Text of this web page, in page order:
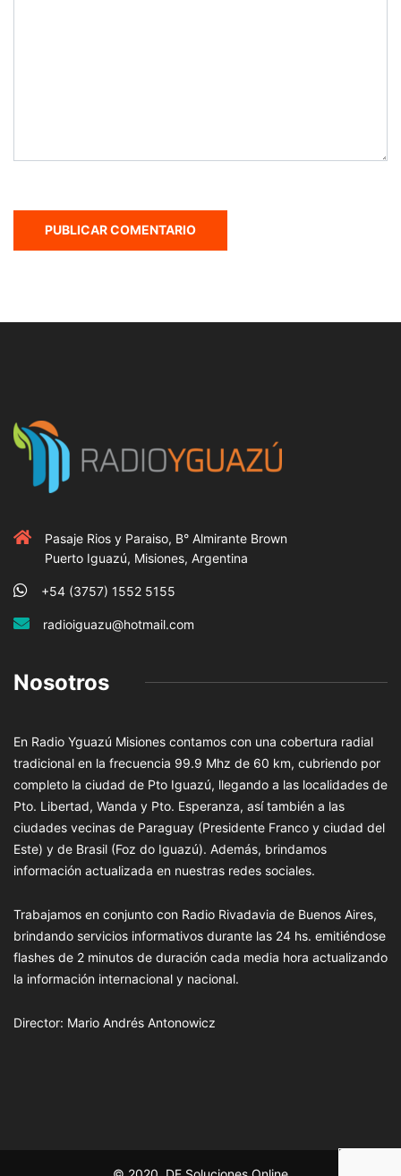
Pasaje Rios y Paraiso, B° Almirante Brown
Puerto Iguazú, Misiones, Argentina
+54 (3757) 1552 5155
radioiguazu@hotmail.com
Nosotros
En Radio Yguazú Misiones contamos con una cobertura radial
tradicional en la frecuencia 99.9 Mhz de 60 km, cubriendo por
completo la ciudad de Pto Iguazú, llegando a las localidades de
Pto. Libertad, Wanda y Pto. Esperanza, así también a las
ciudades vecinas de Paraguay (Presidente Franco y ciudad del
Este) y de Brasil (Foz do Iguazú). Además, brindamos
información actualizada en nuestras redes sociales.
Trabajamos en conjunto con Radio Rivadavia de Buenos Aires,
brindando servicios informativos durante las 24 hs. emitiéndose
flashes de 2 minutos de duración cada media hora actualizando
la información internacional y nacional.
Director: Mario Andrés Antonowicz